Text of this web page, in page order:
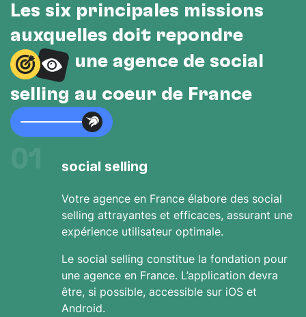
Les six principales missions
auxquelles doit répondre
une agence de social
selling au cœur de France
social selling
Votre agence en France élabore des social
selling attrayantes et efficaces, assurant une
expérience utilisateur optimale.
Le social selling constitue la fondation pour
une agence en France. L’application devra
être, si possible, accessible sur iOS et
Android.